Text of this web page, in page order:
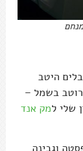
היטב
רוטב בשמל –
שלי למק אנד
וגבינה